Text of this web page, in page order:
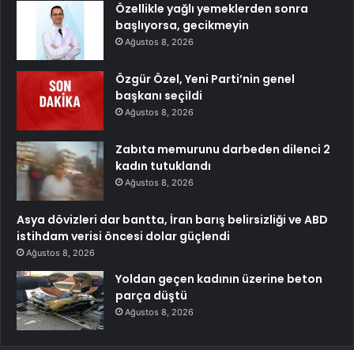
Özellikle yağlı yemeklerden sonra
başlıyorsa, gecikmeyin
Ağustos 8, 2026
Özgür Özel, Yeni Parti’nin genel
başkanı seçildi
Ağustos 8, 2026
Zabıta memurunu darbeden dilenci 2
kadın tutuklandı
Ağustos 8, 2026
Asya dövizleri dar bantta, İran barış belirsizliği ve ABD
istihdam verisi öncesi dolar güçlendi
Ağustos 8, 2026
Yoldan geçen kadının üzerine beton
parça düştü
Ağustos 8, 2026